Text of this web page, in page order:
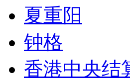
夏重阳
钟格
香港中央结